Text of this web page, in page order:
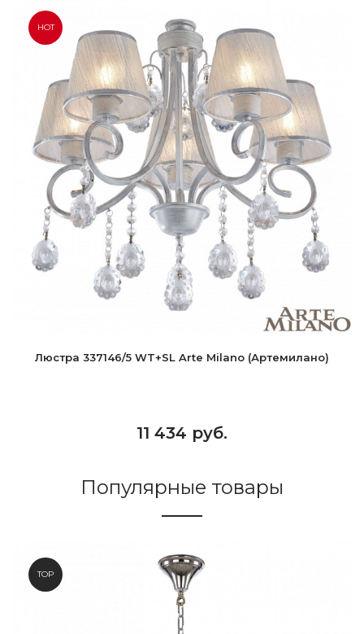
HOT
Люстра 337146/5 WT+SL Arte Milano (Артемилано)
11 434 руб.
Популярные товары
TOP